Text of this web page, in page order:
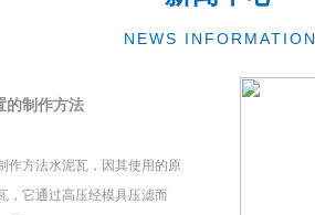
NEWS INFORMATION
的制作方法
作方法水泥瓦，因其使用的原
，它通过高压经模具压滤而